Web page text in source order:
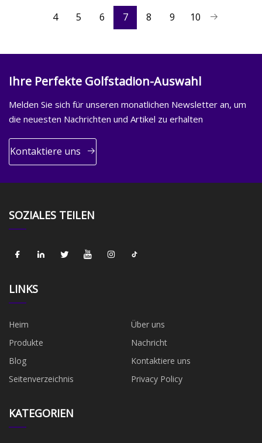
4 5 6 7 8 9 10
Ihre Perfekte Golfstadion-Auswahl
Melden Sie sich für unseren monatlichen Newsletter an, um
die neuesten Nachrichten und Artikel zu erhalten
Kontaktiere uns
SOZIALES TEILEN
LINKS
Heim
Über uns
Produkte
Nachricht
Blog
Kontaktiere uns
Seitenverzeichnis
Privacy Policy
KATEGORIEN